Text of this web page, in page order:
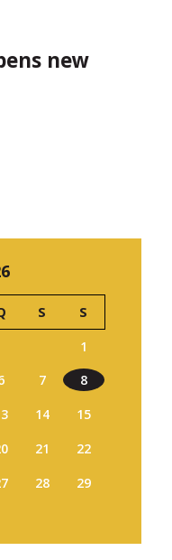
new
S S
1
7
8
14
15
21
22
28
29